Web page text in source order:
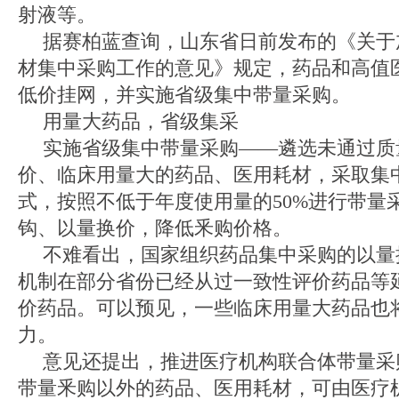
射液等。
据赛柏蓝查询，山东省日前发布的《关
材集中采购工作的意见》规定，药品和高值
低价挂网，并实施省级集中带量采购。
用量大药品，省级集采
实施省级集中带量采购——遴选未通过质
价、临床用量大的药品、医用耗材，采取集
式，按照不低于年度使用量的50%进行带量
钩、以量换价，降低釆购价格。
不难看出，国家组织药品集中采购的以
机制在部分省份已经从过一致性评价药品等
价药品。可以预见，一些临床用量大药品也
力。
意见还提出，推进医疗机构联合体带量
带量釆购以外的药品、医用耗材，可由医疗